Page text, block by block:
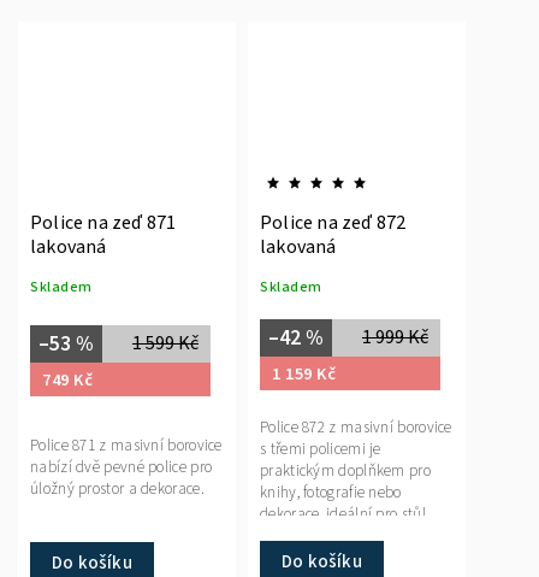
Police na zeď 871
lakovaná
Skladem
1 599 Kč
–53 %
749 Kč
Do košíku
Police 871 z masivní borovice
nabízí dvě pevné police pro
úložný prostor a dekorace.
Police na zeď 872
lakovaná
Skladem
1 999 Kč
–42 %
1 159 Kč
Do košíku
Police 872 z masivní borovice
s třemi policemi je
praktickým doplňkem pro
knihy, fotografie nebo
dekorace, ideální pro stůl,
ložnici nebo chodbu.